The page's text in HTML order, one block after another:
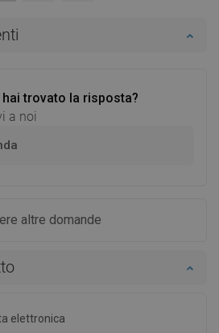
hai trovato la risposta?
a noi
altre domande